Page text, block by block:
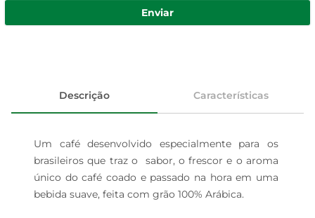
Enviar
Descrição Características
Um café desenvolvido especialmente para os
brasileiros que traz o  sabor, o frescor e o aroma
único do café coado e passado na hora em uma
bebida suave, feita com grão 100% Arábica.